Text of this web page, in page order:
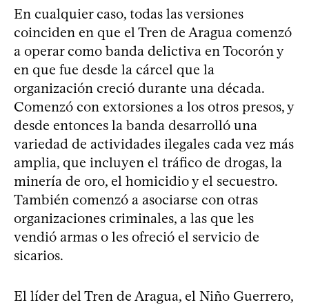
En cualquier caso, todas las versiones
coinciden en que el Tren de Aragua comenzó
a operar como banda delictiva en Tocorón y
en que fue desde la cárcel que la
organización creció durante una década.
Comenzó con extorsiones a los otros presos, y
desde entonces la banda desarrolló una
variedad de actividades ilegales cada vez más
amplia, que incluyen el tráfico de drogas, la
minería de oro, el homicidio y el secuestro.
También comenzó a asociarse con otras
organizaciones criminales, a las que les
vendió armas o les ofreció el servicio de
sicarios.
El líder del Tren de Aragua, el Niño Guerrero,